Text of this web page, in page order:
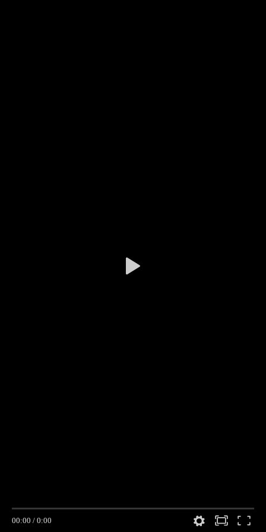
00:00 / 0:00